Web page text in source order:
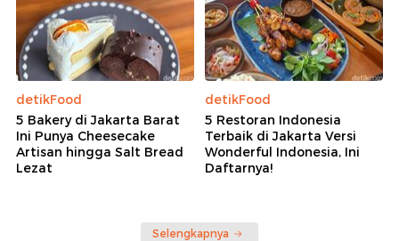
detikFood
5 Bakery di Jakarta Barat
Ini Punya Cheesecake
Artisan hingga Salt Bread
Lezat
detikFood
5 Restoran Indonesia
Terbaik di Jakarta Versi
Wonderful Indonesia, Ini
Daftarnya!
Selengkapnya